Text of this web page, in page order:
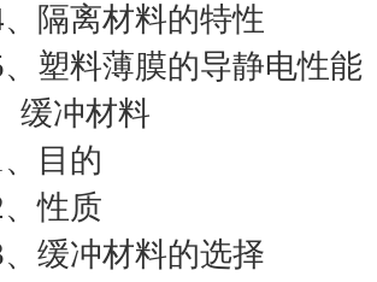
离材料的特性
料薄膜的导静电性能
冲材料
的
质
冲材料的选择